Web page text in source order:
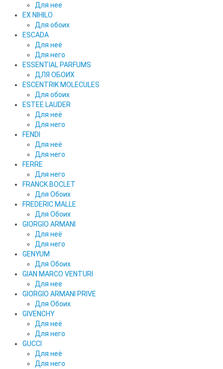
Для нее
EX NIHILO
Для обоих
ESCADA
Для неё
Для него
ESSENTIAL PARFUMS
ДЛЯ ОБОИХ
ESCENTRIK MOLECULES
Для обоих
ESTEE LAUDER
Для неё
Для него
FENDI
Для неё
Для него
FERRE
Для него
FRANCK BOCLET
Для Обоих
FREDERIC MALLE
Для Обоих
GIORGIO ARMANI
Для неё
Для него
GENYUM
Для Обоих
GIAN MARCO VENTURI
Для нее
GIORGIO ARMANI PRIVE
Для Обоих
GIVENCHY
Для неё
Для него
GUCCI
Для неё
Для него